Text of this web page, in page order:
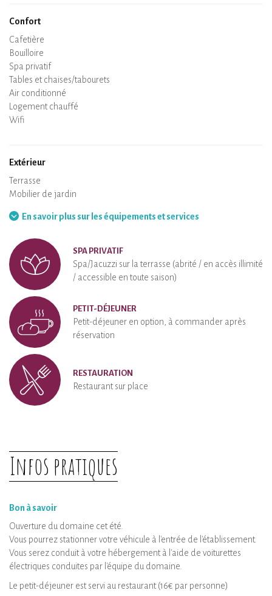
Confort
Micro-ondes
Cafetière
Bouilloire
Plaque de cuisson
Four
Réfrigérateur
Vaisselle
Lave-vaisselle
Chaise bébé
Spa privatif
Sauna privatif
Tables et chaises/tabourets
Air conditionné
Logement chauffé
Poêle à bois
Cheminée
Wifi
Extérieur
Terrasse
Mobilier de jardin
En savoir plus sur les équipements et services
SPA PRIVATIF
Spa/Jacuzzi sur la terrasse (abrité / en accès illimité
/ accessible en toute saison)
PETIT-DÉJEUNER
Petit-déjeuner en option, à commander après
réservation
RESTAURATION
Restaurant sur place
Infos pratiques
Bon à savoir
Ouverture du domaine cet été.
Vous pourrez stationner votre véhicule à l'entrée de l'établissement.
Vous serez conduit à votre hébergement à l'aide de voiturettes
électriques conduites par l'équipe du domaine.
Le petit-déjeuner est servi au restaurant (16€ par personne)